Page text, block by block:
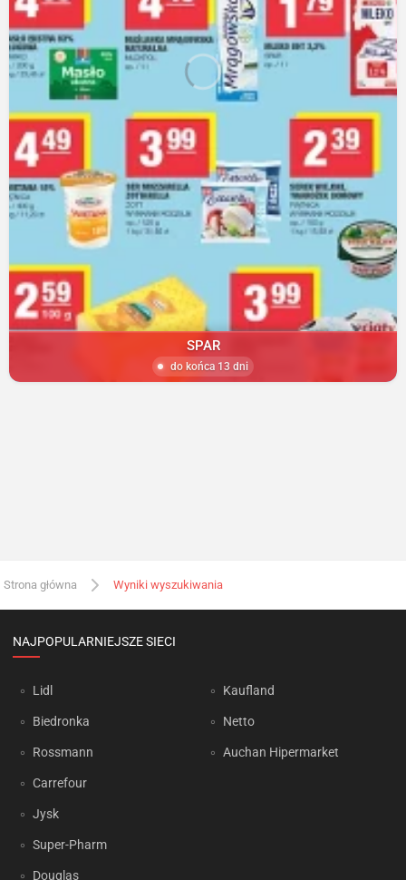
SPAR
do końca 13 dni
Strona główna Wyniki wyszukiwania
NAJPOPULARNIEJSZE SIECI
Lidl
Biedronka
Rossmann
Carrefour
Jysk
Super-Pharm
Douglas
Kaufland
Netto
Auchan Hipermarket